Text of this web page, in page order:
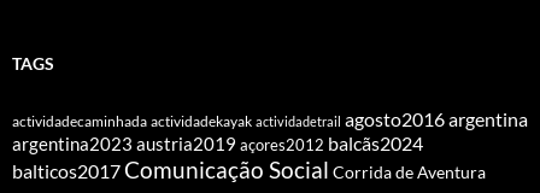
TAGS
actividadecaminhada actividadekayak actividadetrail agosto2016argentina
argentina2023 austria2019 açores2012 balcãs2024
balticos2017Comunicação Social Corrida de Aventura